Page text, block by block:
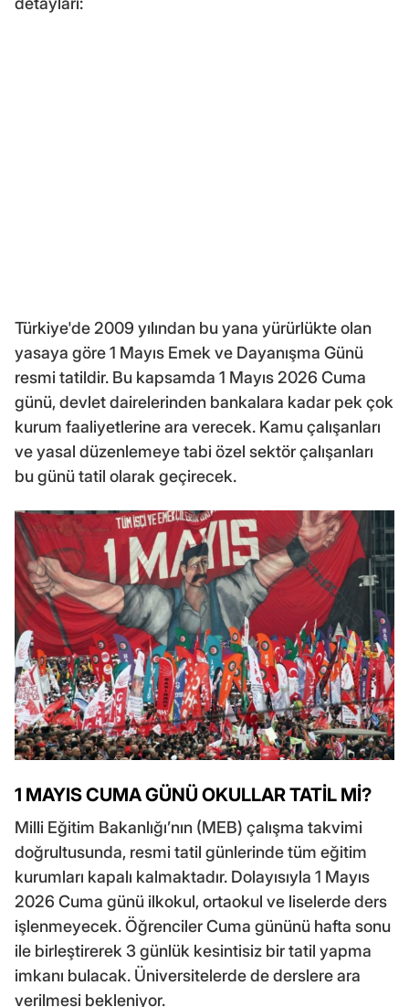
Türkiye'de 2009 yılından bu yana yürürlükte olan
yasaya göre 1 Mayıs Emek ve Dayanışma Günü
resmi tatildir. Bu kapsamda 1 Mayıs 2026 Cuma
günü, devlet dairelerinden bankalara kadar pek çok
kurum faaliyetlerine ara verecek. Kamu çalışanları
ve yasal düzenlemeye tabi özel sektör çalışanları
bu günü tatil olarak geçirecek.
1 MAYIS CUMA GÜNÜ OKULLAR TATİL Mİ?
Milli Eğitim Bakanlığı’nın (MEB) çalışma takvimi
doğrultusunda, resmi tatil günlerinde tüm eğitim
kurumları kapalı kalmaktadır. Dolayısıyla 1 Mayıs
2026 Cuma günü ilkokul, ortaokul ve liselerde ders
işlenmeyecek. Öğrenciler Cuma gününü hafta sonu
ile birleştirerek 3 günlük kesintisiz bir tatil yapma
imkanı bulacak. Üniversitelerde de derslere ara
verilmesi bekleniyor.